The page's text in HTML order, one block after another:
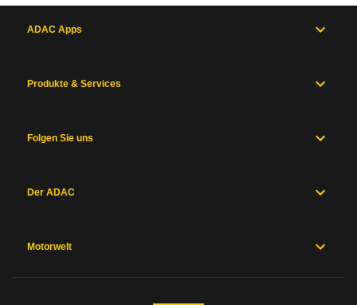
ADAC Apps
Produkte & Services
Folgen Sie uns
Der ADAC
Motorwelt